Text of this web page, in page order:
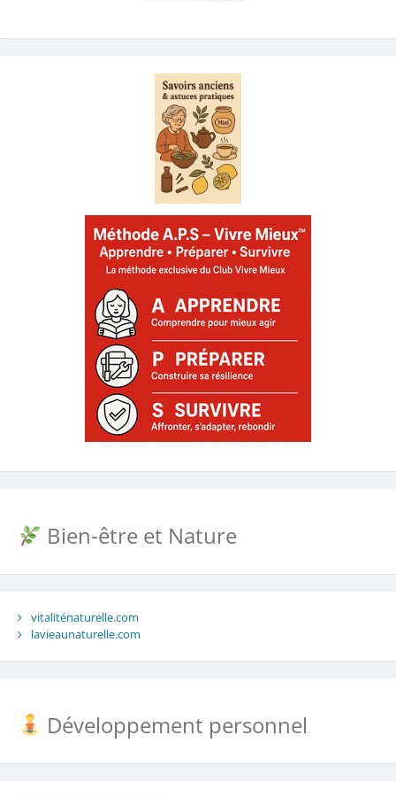
Bien-être et Nature
vitaliténaturelle.com
lavieaunaturelle.com
Développement personnel